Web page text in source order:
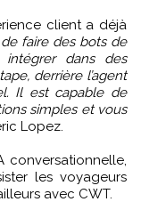
client a déjà
faire des bots de
dans des
derrière l’agent
Il est capable de
simples et vous
Lopez.
conversationnelle,
les voyageurs
avec CWT.